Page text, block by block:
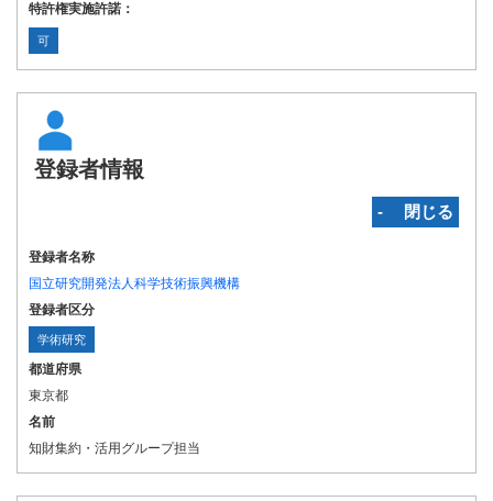
特許権実施許諾：
可
登録者情報
‐ 閉じる
登録者名称
国立研究開発法人科学技術振興機構
登録者区分
学術研究
都道府県
東京都
名前
知財集約・活用グループ担当